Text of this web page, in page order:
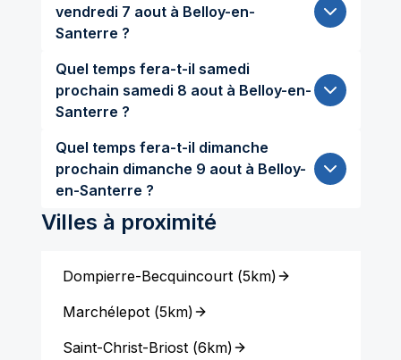
vendredi 7 aout à Belloy-en-
Santerre ?
Quel temps fera-t-il samedi
prochain samedi 8 aout à Belloy-en-
Santerre ?
Quel temps fera-t-il dimanche
prochain dimanche 9 aout à Belloy-
en-Santerre ?
Villes à proximité
Dompierre-Becquincourt(5km)
Marchélepot(5km)
Saint-Christ-Briost(6km)